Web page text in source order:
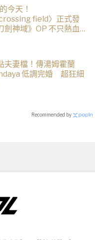
今天！
field〉正式發
劍神域》OP 不只熱血還
夫妻檔！傳湯姆霍蘭
低調完婚 超狂細
Recommended by